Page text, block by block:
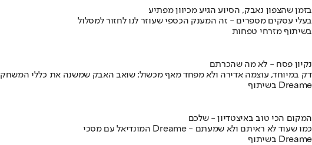
בזמן שהצפון נאבק, הסיוע הגיע מכיוון מפתיע
בעלי עסקים מספרים - זה המענק הכספי שעוזר לנו לחזור למסלול
בשיתוף מזרחי טפחות
נקיון פסח - לא מה שהכרתם
דק במיוחד, עוצמה אדירה ולא מפחד מאף מכשול: שואב האבק שמשנה את כללי המשחק
בשיתוף Dreame
המקום הכי טוב באיצטדיון - שלכם
המונדיאל עם מסכי Dreame - כמו שעוד לא ראיתם ולא שמעתם
בשיתוף Dreame